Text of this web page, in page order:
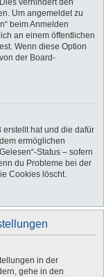
verhindert den
Um angemeldet zu
beim Anmelden
an einem öffentlichen
Wenn diese Option
der Board-
erstellt hat und die dafür
ermöglichen
Status – sofern
du Probleme bei der
Cookies löscht.
in der
gehe in den